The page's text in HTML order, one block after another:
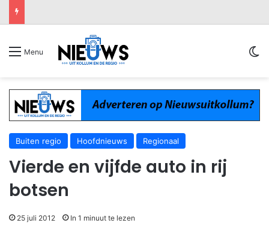
Menu
Buiten regio Hoofdnieuws Regionaal
Vierde en vijfde auto in rij
botsen
25 juli 2012 In 1 minuut te lezen